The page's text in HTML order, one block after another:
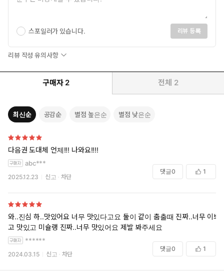
스포일러가 있습니다. 리뷰 등록
리뷰 작성 유의사항
구매자 2 전체 2
최신순 공감순 별점 높은순 별점 낮은순
다음권 도대체 언제!!! 나와요!!!!
abc***
2025.12.23 신고 차단
댓글0 1
와..진심 하..맛있어요 너무 맛있다고요 둘이 같이 춤출때 진짜..너무 이쁘
고 맛있고 미슐랭 진짜..너무 맛있어요 제발 봐주세요
******
2024.03.15 신고 차단
댓글0 1